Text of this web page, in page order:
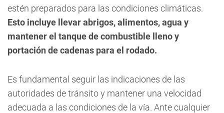
estén preparados para las condiciones climáticas.
Esto incluye llevar abrigos, alimentos, agua y
mantener el tanque de combustible lleno y
portación de cadenas para el rodado.
Es fundamental seguir las indicaciones de las
autoridades de tránsito y mantener una velocidad
adecuada a las condiciones de la vía. Ante cualquier